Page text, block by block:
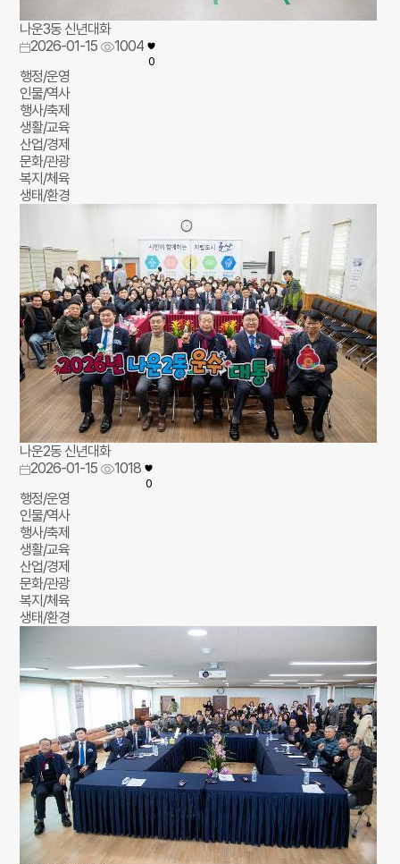
나운3동 신년대화
2026-01-15
1004
0
행정/운영
인물/역사
행사/축제
생활/교육
산업/경제
문화/관광
복지/체육
생태/환경
나운2동 신년대화
2026-01-15
1018
0
행정/운영
인물/역사
행사/축제
생활/교육
산업/경제
문화/관광
복지/체육
생태/환경